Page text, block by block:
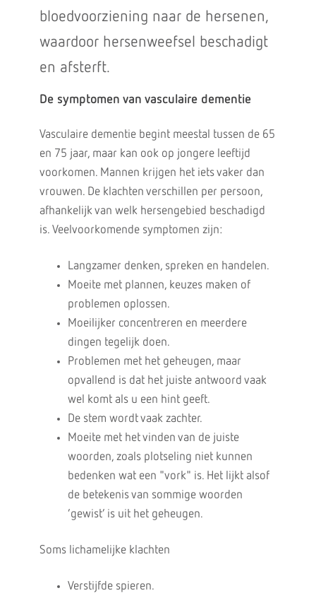
bloedvoorziening naar de hersenen,
waardoor hersenweefsel beschadigt
en afsterft.
De symptomen van vasculaire dementie
Vasculaire dementie begint meestal tussen de 65
en 75 jaar, maar kan ook op jongere leeftijd
voorkomen. Mannen krijgen het iets vaker dan
vrouwen. De klachten verschillen per persoon,
afhankelijk van welk hersengebied beschadigd
is. Veelvoorkomende symptomen zijn:
Langzamer denken, spreken en handelen.
Moeite met plannen, keuzes maken of
problemen oplossen.
Moeilijker concentreren en meerdere
dingen tegelijk doen.
Problemen met het geheugen, maar
opvallend is dat het juiste antwoord vaak
wel komt als u een hint geeft.
De stem wordt vaak zachter.
Moeite met het vinden van de juiste
woorden, zoals plotseling niet kunnen
bedenken wat een "vork" is. Het lijkt alsof
de betekenis van sommige woorden
‘gewist’ is uit het geheugen.
Soms lichamelijke klachten
Verstijfde spieren.